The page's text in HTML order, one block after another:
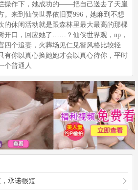
操作下，她成功的——把自己送去了天崖
。来到仙侠世界依旧要996，她麻到不想
的休闲活动就是跟森林里最大最高的那棵
开口，回应她了……？仙侠世界观，np，
四个追妻，火葬场见仁见智风格比较轻
有你以真心换她她才会以真心待你，平时
个普通人
承诺很短